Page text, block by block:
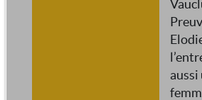
aussi